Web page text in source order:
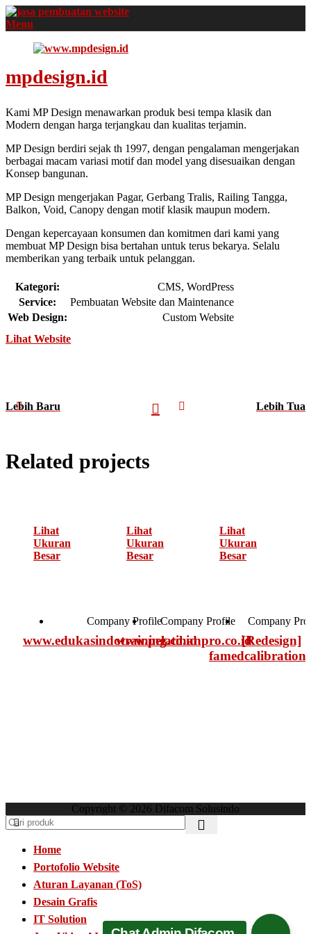
Menu
mpdesign.id
Kami MP Design menawarkan produk besi tempa klasik dan
Modern dengan harga terjangkau dan kualitas terjamin.
MP Design berdiri sejak th 1997, dengan pengalaman mengerjakan
berbagai macam variasi motif dan model yang disesuaikan dengan
Konsep bangunan.
MP Design mengerjakan Pagar, Gerbang Tralis, Railing Tangga,
Balkon, Void, Canopy dengan motif klasik maupun modern.
Dengan kepercayaan konsumen dan komitmen dari kami yang
membuat MP Design bisa bertahan untuk terus bekarya. Selalu
memberikan yang terbaik untuk pelanggan.
Kategori:
CMS, WordPress
Service:
Pembuatan Website dan Maintenance
Web Design:
Custom Website
Lihat Website
Lebih Baru Lebih Tua
Related projects
Lihat
Ukuran
Besar
Company Profile
www.edukasindotraining.co.id
Lihat
Ukuran
Besar
Company Profile
www.pelatihanpro.co.id
Lihat
Ukuran
Besar
Company
[Redesign]
Copyright © 2026 Difacom Solusindo
Home
Portofolio Website
Aturan Layanan (ToS)
Desain Grafis
IT Solution